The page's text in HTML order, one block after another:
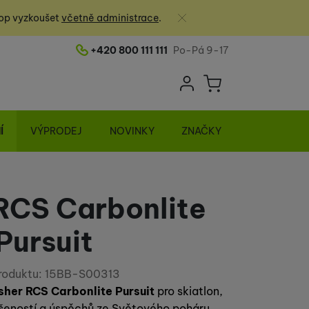
vyzkoušet včetně administrace.
Zavřít
Telefonní číslo
+420 800 111 111 Po-Pá 9-17
Uživatelská
Přihlásit se
Košík
VÝPRODEJ NOVINKY ZNAČKY
Carbonlite
15BB-S00313
RCS Carbonlite Pursuitpro skiatlon,